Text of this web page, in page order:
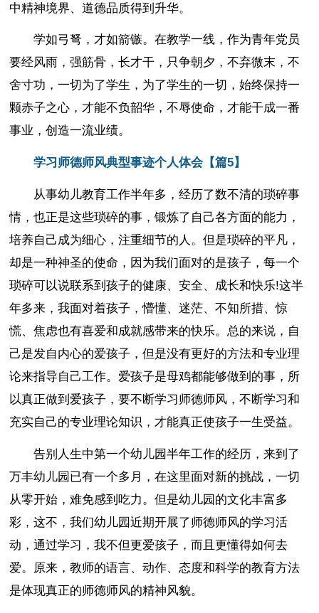
中精神境界、道德品质得到升华。
学如弓弩，才如箭镞。在教学一线，作为青年党员
要经风雨，强筋骨，长才干，只争朝夕，不弃微末，不
舍寸功，一切为了学生，为了学生的一切，始终保持一
颗赤子之心，才能不负韶华，不辱使命，才能干成一番
事业，创造一流业绩。
学习师德师风典型事迹个人体会【篇5】
从事幼儿教育工作半年多，经历了数不清的琐碎事
情，也正是这些琐碎的事，锻炼了自己各方面的能力，
培养自己成为细心，注重细节的人。但是琐碎的平凡，
却是一种神圣的使命，因为我们面对的是孩子，每一个
琐碎可以说联系到孩子的健康、安全、成长和快乐!这半
年多来，我面对着孩子，懵懂、迷茫、不知所措、惊
慌、焦虑也有喜爱和成就感带来的快乐。总的来说，自
己是发自内心的爱孩子，但是没有更好的方法和专业理
论来指导自己工作。爱孩子是母鸡都能够做到的事，所
以真正做到爱孩子，要不断学习师德师风，不断学习和
充实自己的专业理论知识，才能真正使孩子一生受益。
告别人生中第一个幼儿园半年工作的经历，来到了
万丰幼儿园已有一个多月，在这里面对新的挑战，一切
从零开始，难免感到吃力。但是幼儿园的文化丰富多
彩，这不，我们幼儿园近期开展了师德师风的学习活
动，通过学习，我不但更爱孩子，而且更懂得如何去
爱。原来，教师的语言、动作、态度和科学的教育方法
是体现真正的师德师风的精神风貌。